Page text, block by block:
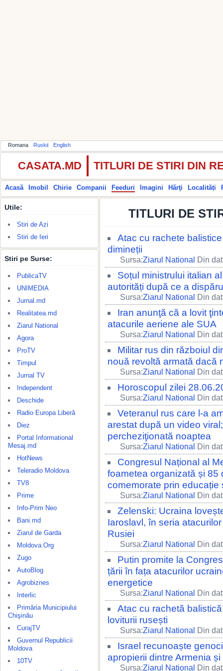
Romana Ruskii English
CASATA.MD TITLURI DE STIRI DIN
Acasă Imobil Chirie Companii Feeduri Imagini Hărţi Localități
Utile:
Stiri de Azi
Stiri de Ieri
Stiri pe Surse:
PublicaTV
UNIMEDIA
Jurnal.md
Realitatea.md
Ziarul National
Agora
ProTV
Timpul
Jurnal TV
Independent
Deschide
Radio Europa Liberă
Diez
Portal Informational
Mesaj.md
HotNews
Teleradio Moldova
TV8
Prime
Info-Prim Neo
Bani.md
Ziarul de Garda
Moldova.Org
Zugo
AutoBlog
Agrobiznes
Interlic
Primăria Municipiului
Chişinău
CurajTV
Guvernul Republicii
Moldova
10TV
TITLURI DE
Atac cu rachete
dimineții
Sursa:Ziarul National Din
Soțul ministrului italian
autorități după ce a
Sursa:Ziarul National Din
Iran anunţă că a lovit
atacurile aeriene ale SUA
Sursa:Ziarul National Din
Militar rus din războiul
nouă revoltă armată dacă
Sursa:Ziarul National Din
Horoscopul zilei
Sursa:Ziarul National Din
Veteranul rus care l-a
arestat după un video
percheziţionată noaptea
Sursa:Ziarul National Din
Congresul Național al
foametea organizată și 85
comemorate prin educație
Sursa:Ziarul National Din
Zelenski: Ucraina
Iaroslavl, în seria
Rusiei
Sursa:Ziarul National Din
Putin promite la
țării în fața atacurilor
energetice
Sursa:Ziarul National Din
Atac cu rachetă
loviturii rusești
Sursa:Ziarul National Din
Israel recunoaște
apropierii dintre Armenia
Sursa:Ziarul National Din